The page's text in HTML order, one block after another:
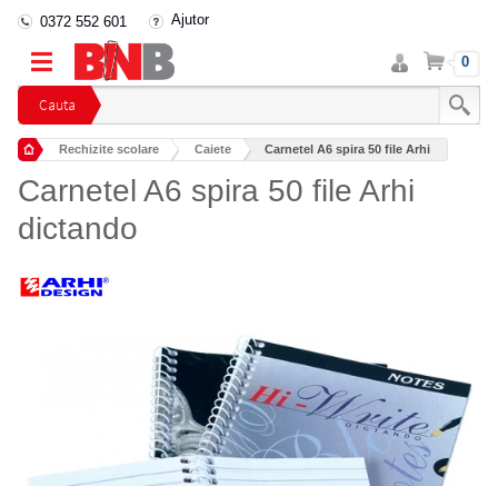
Cauta
0372 552 601 Ajutor
Intra
in
cont
Cos 0
Rechizite scolare Caiete Carnetel A6 spira 50 file Arhi
Carnetel A6 spira 50 file Arhi
dictando